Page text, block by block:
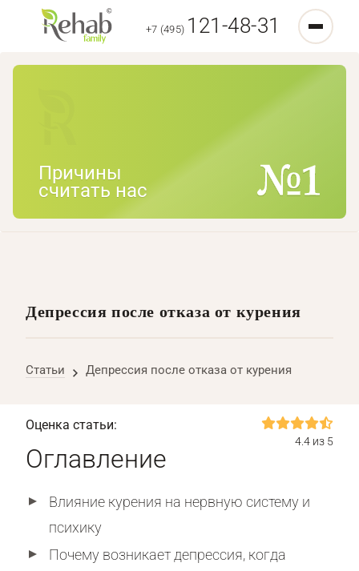
+7 (495) 121-48-31
Причины
считать нас
Депрессия после отказа от курения
Статьи Депрессия после отказа от курения
Оценка статьи:
4.4 из 5
Оглавление
Влияние курения на нервную систему и
психику
Почему возникает депрессия, когда